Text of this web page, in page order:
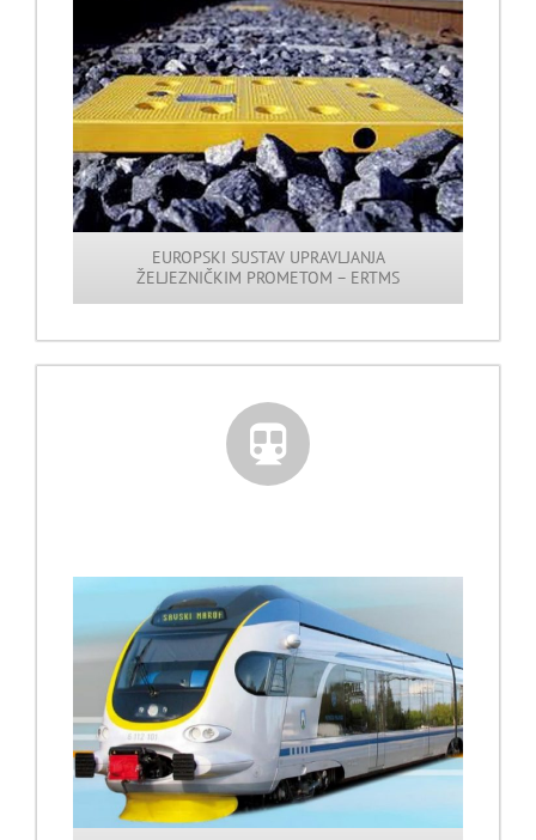
EUROPSKI SUSTAV UPRAVLJANJA
ŽELJEZNIČKIM PROMETOM – ERTMS